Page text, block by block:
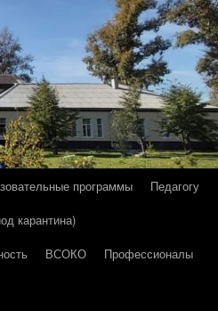
программы
Педагогу
карантина)
ВСОКО
Профессионалы